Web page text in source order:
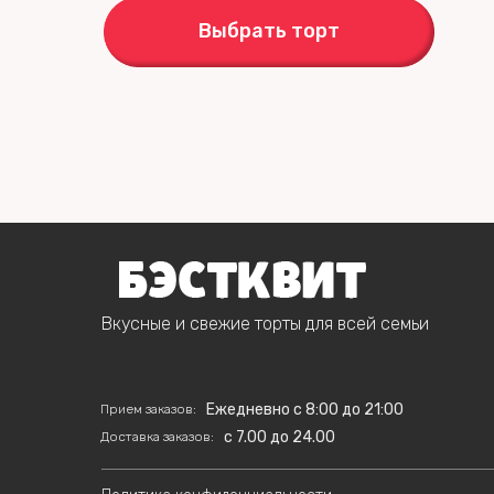
Выбрать торт
Вкусные и свежие торты для всей семьи
Прием заказов: Ежедневно с 8:00 до 21:00
Доставка заказов: c 7.00 до 24.00